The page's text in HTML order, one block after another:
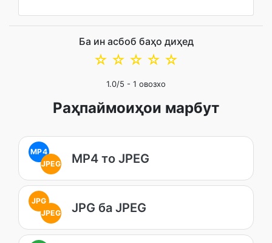
Ба ин асбоб баҳо диҳед
☆
☆
☆
☆
☆
1.0/5 - 1 овозхо
Раҳпаймоиҳои марбут
MP4
JPEG
MP4 то JPEG
JPG
JPEG
JPG ба JPEG